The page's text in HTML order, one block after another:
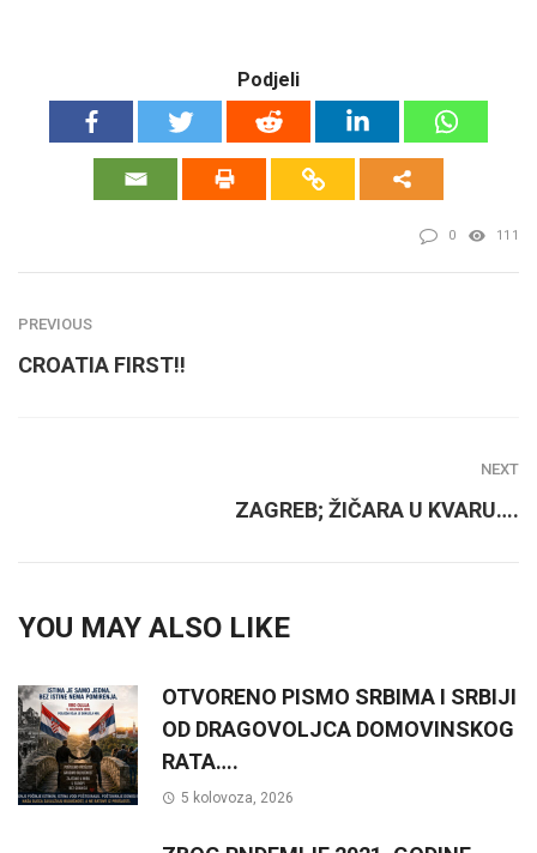
Podjeli
0 111
PREVIOUS
CROATIA FIRST!!
NEXT
ZAGREB; ŽIČARA U KVARU….
YOU MAY ALSO LIKE
OTVORENO PISMO SRBIMA I SRBIJI
OD DRAGOVOLJCA DOMOVINSKOG
RATA….
5 kolovoza, 2026